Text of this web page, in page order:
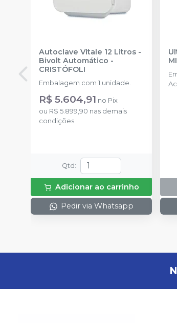
Autoclave Vitale 12 Litros -
Bivolt Automático -
CRISTÓFOLI
Embalagem com 1 unidade.
R$ 5.604,91 no Pix
ou R$ 5.899,90 nas demais
condições
Qtd :
Adicionar ao carrinho
Pedir via Whatsapp